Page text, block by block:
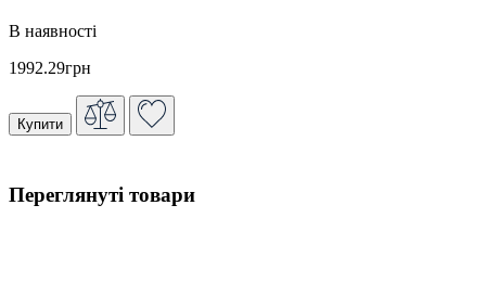
В наявності
1992.29грн
Купити
Переглянуті товари